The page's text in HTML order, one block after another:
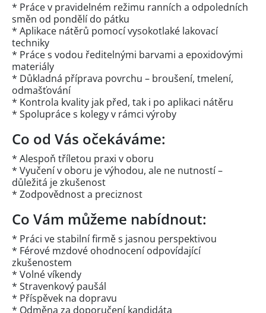
* Práce v pravidelném režimu ranních a odpoledních
směn od pondělí do pátku
* Aplikace nátěrů pomocí vysokotlaké lakovací
techniky
* Práce s vodou ředitelnými barvami a epoxidovými
materiály
* Důkladná příprava povrchu – broušení, tmelení,
odmašťování
* Kontrola kvality jak před, tak i po aplikaci nátěru
* Spolupráce s kolegy v rámci výroby
Co od Vás očekáváme:
* Alespoň tříletou praxi v oboru
* Vyučení v oboru je výhodou, ale ne nutností –
důležitá je zkušenost
* Zodpovědnost a preciznost
Co Vám můžeme nabídnout:
* Práci ve stabilní firmě s jasnou perspektivou
* Férové mzdové ohodnocení odpovídající
zkušenostem
* Volné víkendy
* Stravenkový paušál
* Příspěvek na dopravu
* Odměna za doporučení kandidáta